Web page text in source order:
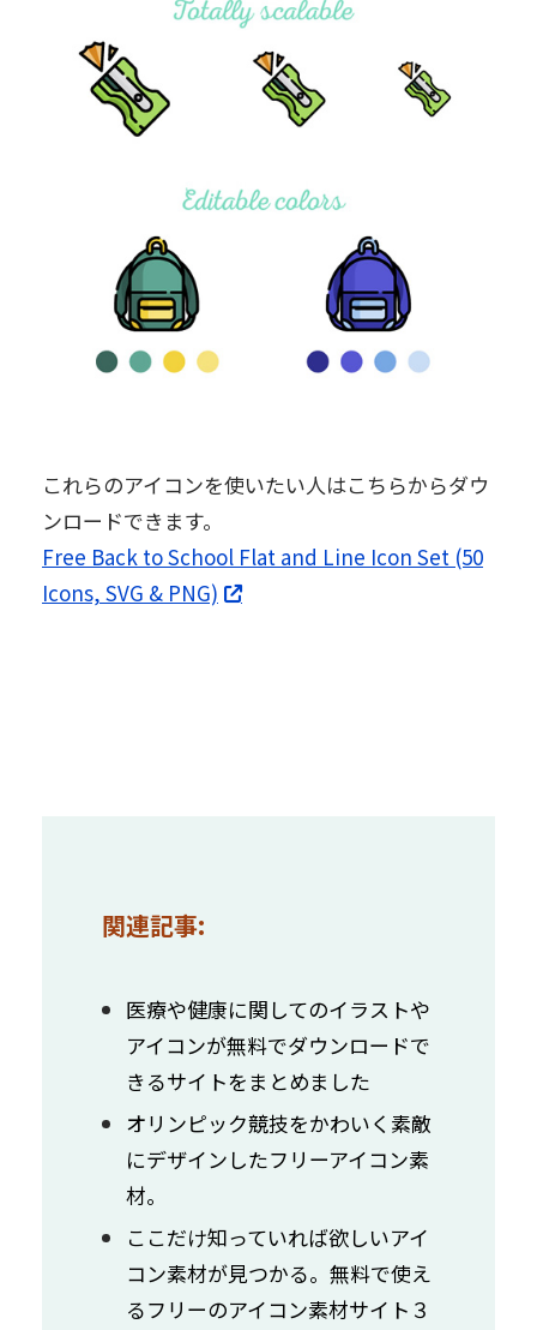
これらのアイコンを使いたい人はこちらからダウ
ンロードできます。
Free Back to School Flat and Line Icon Set (50
Icons, SVG & PNG)
関連記事:
医療や健康に関してのイラストや
アイコンが無料でダウンロードで
きるサイトをまとめました
オリンピック競技をかわいく素敵
にデザインしたフリーアイコン素
材。
ここだけ知っていれば欲しいアイ
コン素材が見つかる。無料で使え
るフリーのアイコン素材サイト３